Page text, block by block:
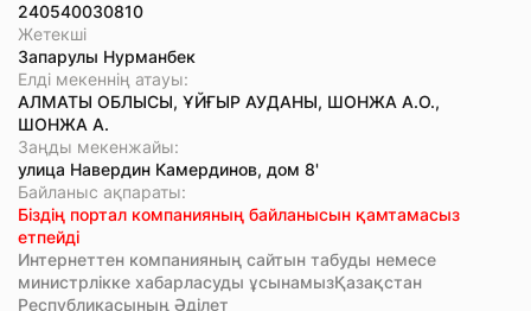
240540030810
Жетекші
Запарулы Нурманбек
Елді мекеннің атауы:
АЛМАТЫ ОБЛЫСЫ, ҰЙҒЫР АУДАНЫ, ШОНЖА А.О.,
ШОНЖА А.
Заңды мекенжайы:
улица Навердин Камердинов, дом 8'
Байланыс ақпараты:
Біздің портал компанияның байланысын қамтамасыз
етпейді
Интернеттен компанияның сайтын табуды немесе
министрлікке хабарласуды ұсынамызҚазақстан
Республикасының Әділет